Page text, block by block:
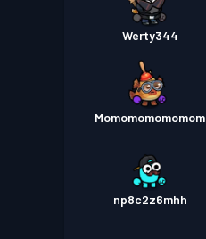
Werty344
Momomomomomom
np8c2z6mhh